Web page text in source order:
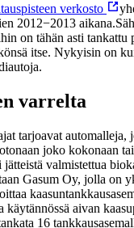
verkosto
2012−2013 aikana.
on tähän asti tankattu
itse. Nykyisin on
varrelta
tarjoavat automalleja,
joko kokonaan
valmistettua
Gasum Oy, jolla on
käytännössä aivan
16